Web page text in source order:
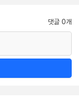
댓글 0개